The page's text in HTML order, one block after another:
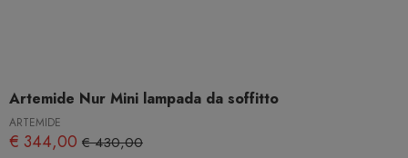
Artemide Nur Mini lampada da soffitto
ARTEMIDE
€ 344,00 € 430,00